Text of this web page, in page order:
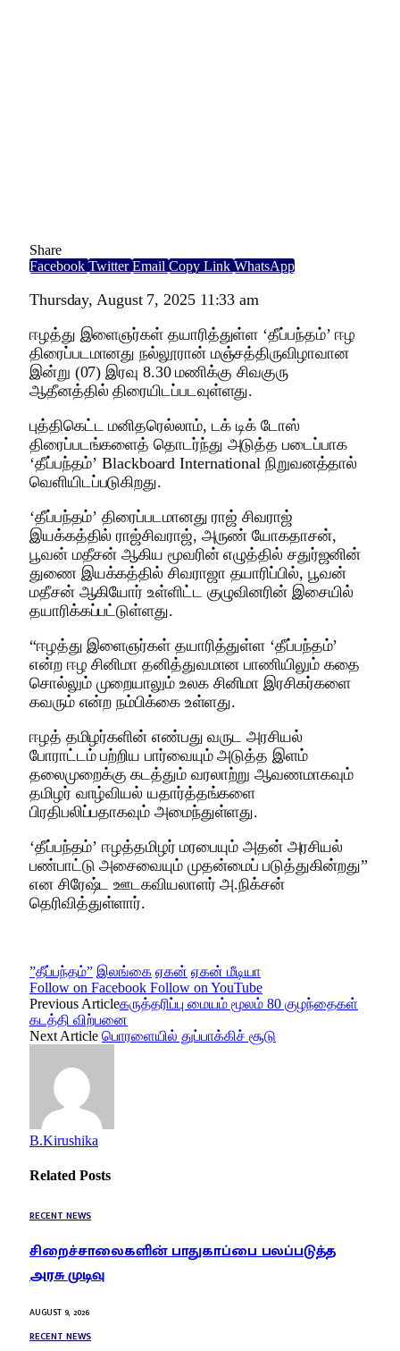
Share
Facebook Twitter Email Copy Link WhatsApp
Thursday, August 7, 2025 11:33 am
ஈழத்து இளைஞர்கள் தயாரித்துள்ள ‘தீப்பந்தம்’ ஈழ
திரைப்படமானது நல்லூரான் மஞ்சத்திருவிழாவான
இன்று (07) இரவு 8.30 மணிக்கு சிவகுரு
ஆதீனத்தில் திரையிடப்படவுள்ளது.
புத்திகெட்ட மனிதரெல்லாம், டக் டிக் டோஸ்
திரைப்படங்களைத் தொடர்ந்து அடுத்த படைப்பாக
‘தீப்பந்தம்’ Blackboard International நிறுவனத்தால்
வெளியிடப்படுகிறது.
‘தீப்பந்தம்’ திரைப்படமானது ராஜ் சிவராஜ்
இயக்கத்தில் ராஜ்சிவராஜ், அருண் யோகதாசன்,
பூவன் மதீசன் ஆகிய மூவரின் எழுத்தில் சதுர்ஜனின்
துணை இயக்கத்தில் சிவராஜா தயாரிப்பில், பூவன்
மதீசன் ஆகியோர் உள்ளிட்ட குழுவினரின் இசையில்
தயாரிக்கப்பட்டுள்ளது.
“ஈழத்து இளைஞர்கள் தயாரித்துள்ள ‘தீப்பந்தம்’
என்ற ஈழ சினிமா தனித்துவமான பாணியிலும் கதை
சொல்லும் முறையாலும் உலக சினிமா இரசிகர்களை
கவரும் என்ற நம்பிக்கை உள்ளது.
ஈழத் தமிழர்களின் எண்பது வருட அரசியல்
போராட்டம் பற்றிய பார்வையும் அடுத்த இளம்
தலைமுறைக்கு கடத்தும் வரலாற்று ஆவணமாகவும்
தமிழர் வாழ்வியல் யதார்த்தங்களை
பிரதிபலிப்பதாகவும் அமைந்துள்ளது.
‘தீப்பந்தம்’ ஈழத்தமிழர் மரபையும் அதன் அரசியல்
பண்பாட்டு அசைவையும் முதன்மைப் படுத்துகின்றது”
என சிரேஷ்ட ஊடகவியலாளர் அ.நிக்சன்
தெரிவித்துள்ளார்.
”தீப்பந்தம்” இலங்கை ஏகன் ஏகன் மீடியா
Follow on Facebook Follow on YouTube
Previous Articleகருத்தரிப்பு மையம் மூலம் 80 குழந்தைகள்
கடத்தி விற்பனை
Next Article பொரளையில் துப்பாக்கிச் சூடு
B.Kirushika
Related Posts
RECENT NEWS
சிறைச்சாலைகளின் பாதுகாப்பை பலப்படுத்த
அரசு முடிவு
AUGUST 9, 2026
RECENT NEWS